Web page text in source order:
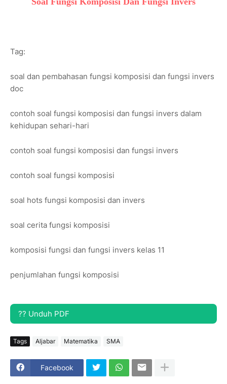
Tag:
soal dan pembahasan fungsi komposisi dan fungsi invers
doc
contoh soal fungsi komposisi dan fungsi invers dalam
kehidupan sehari-hari
contoh soal fungsi komposisi dan fungsi invers
contoh soal fungsi komposisi
soal hots fungsi komposisi dan invers
soal cerita fungsi komposisi
komposisi fungsi dan fungsi invers kelas 11
penjumlahan fungsi komposisi
?? Unduh PDF
Tags Aljabar Matematika SMA
Facebook